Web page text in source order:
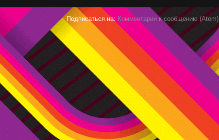
Подписаться на: Комментарии к сообщению (Atom)